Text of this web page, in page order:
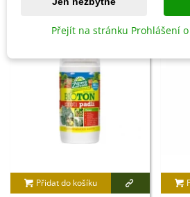
Přidat do košíku
Přejít na stránku Prohlášení